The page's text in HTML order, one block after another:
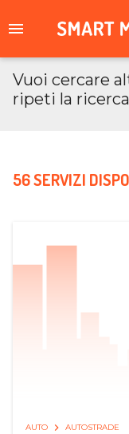
Vuoi cercare
ripeti la ricerca
56 SERVIZI
AUTO AUTOSTRADE